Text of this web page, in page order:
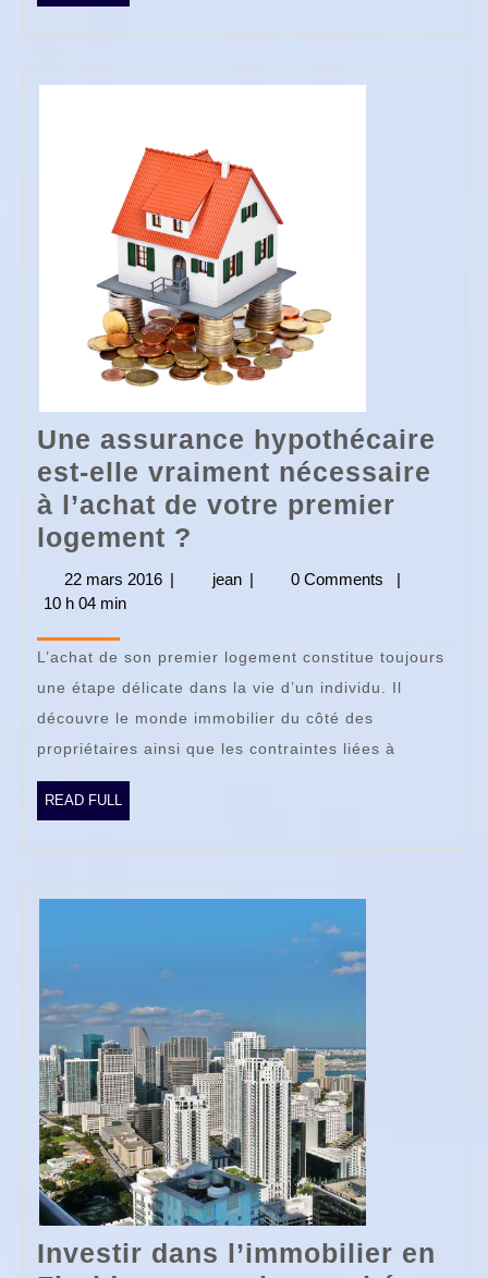
?
FULL
Une assurance hypothécaire
est-elle vraiment nécessaire
à l’achat de votre premier
logement ?
assurance
est-
elle
vraiment
nécessaire
à
premier
logement
22 mars 2016 22
| jean jean
| 0 Comments
|
10 h 04 min
L’achat de son premier logement constitue toujours
une étape délicate dans la vie d’un individu. Il
découvre le monde immobilier du côté des
propriétaires ainsi que les contraintes liées à
READ FULL
FULL
Investir dans l’immobilier en